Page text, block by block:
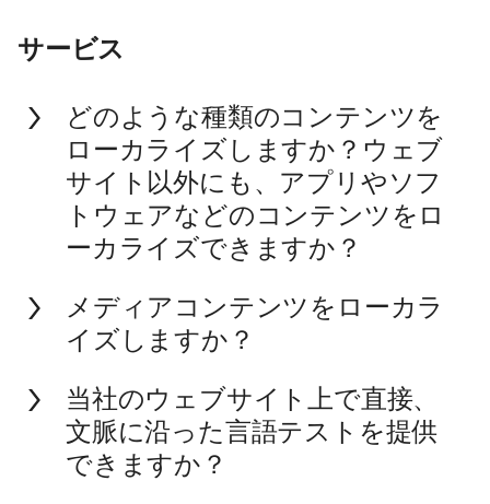
サービス
どのような種類のコンテンツを
ローカライズしますか？ウェブ
サイト以外にも、アプリやソフ
トウェアなどのコンテンツをロ
ーカライズできますか？
メディアコンテンツをローカラ
イズしますか？
当社のウェブサイト上で直接、
文脈に沿った言語テストを提供
できますか？